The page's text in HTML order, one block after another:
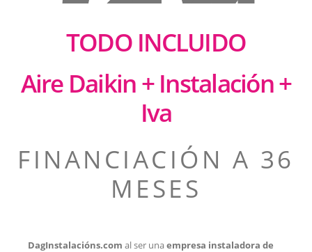
TODO INCLUIDO
Aire Daikin + Instalación +
Iva
FINANCIACIÓN A 36
MESES
DagInstalacións.com al ser unaempresa instaladora de